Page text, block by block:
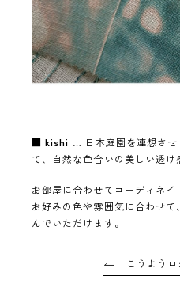
■kishi
… 日本庭園を連想さ
て、自然な色合いの美しい透け
お部屋に合わせてコーディネイ
お好みの色や雰囲気に合わせ
んでいただけます。
こうよう